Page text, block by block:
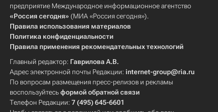
предприятие Международное информационное агентство
«Россия сегодня» (МИА «Россия сегодня»).
Правила использования материалов
Политика конфиденциальности
Правила применения рекомендательных технологий
Главный редактор: Гаврилова А.В.
Адрес электронной почты Редакции: internet-group@ria.ru
По вопросам размещения пресс-релизов и рекламы
воспользуйтесьформой обратной связи
Телефон Редакции: 7 (495) 645-6601